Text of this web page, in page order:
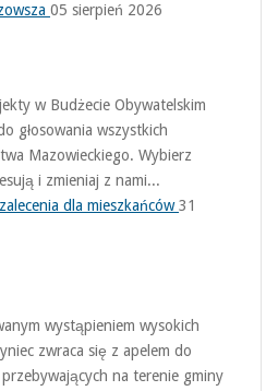
05 sierpień 2026
w Budżecie Obywatelskim
głosowania wszystkich
Mazowieckiego. Wybierz
i zmieniaj z nami...
dla mieszkańców31
wystąpieniem wysokich
zwraca się z apelem do
na terenie gminy